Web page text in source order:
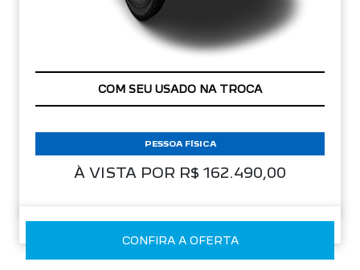
COM SEU USADO NA TROCA
À VISTA POR R$ 162.490,00
PESSOA FÍSICA
CONFIRA A OFERTA